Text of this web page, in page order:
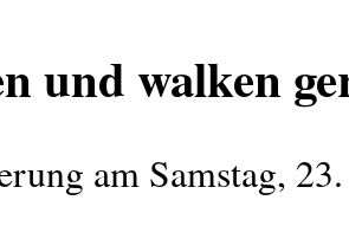
und walken
am Samstag,